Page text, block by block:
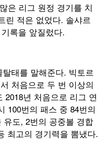
은 리그 원정 경기를 치
린 적은 없었다. 솔샤르
록을 앞질렀다.
태를 말해준다. 빅토르
처음으로 두 번 이상의
2018년 처음으로 리그 연
100번의 패스 중 84번의
도, 2번의 공중볼 경합
최고의 경기력을 뽐냈다.